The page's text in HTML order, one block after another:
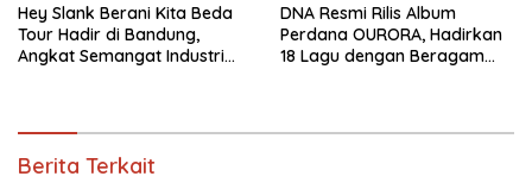
Hey Slank Berani Kita Beda
Tour Hadir di Bandung,
Angkat Semangat Industri
DNA Resmi Rilis Album
Perdana OURORA, Hadirkan
18 Lagu dengan Beragam
Berita Terkait